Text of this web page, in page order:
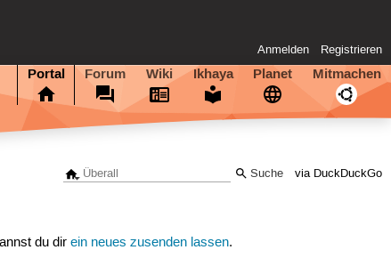
Anmelden Registrieren
Portal Forum Wiki Ikhaya Planet Mitmachen
via DuckDuckGo
du direin neues zusenden lassen.